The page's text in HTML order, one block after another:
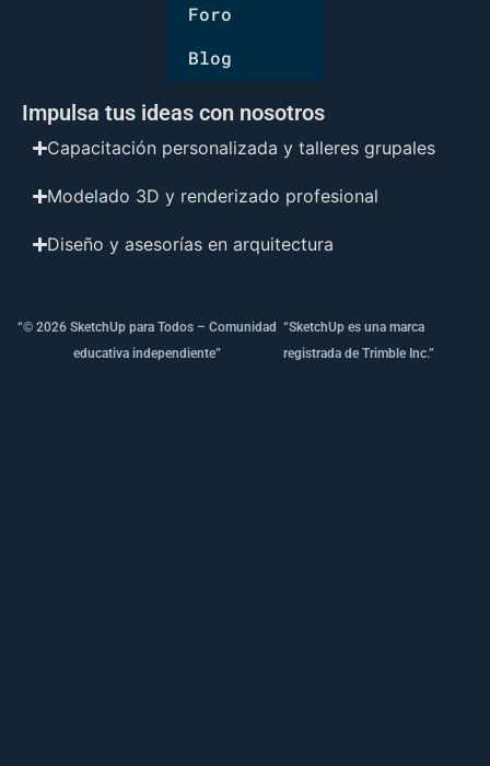
Foro
Blog
Impulsa tus ideas con nosotros
Capacitación personalizada y talleres grupales
Modelado 3D y renderizado profesional
Diseño y asesorías en arquitectura
“© 2026 SketchUp para Todos – Comunidad
educativa independiente”
“SketchUp es una marca
registrada de Trimble Inc.”